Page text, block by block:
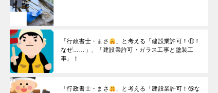
「行政書士・まさ
」と考える「建設業許可！⑪！
なぜ……」、「建設業許可・ガラス工事と塗装工
事」！
「行政書士・まさ
」と考える「建設業許可！⑮な